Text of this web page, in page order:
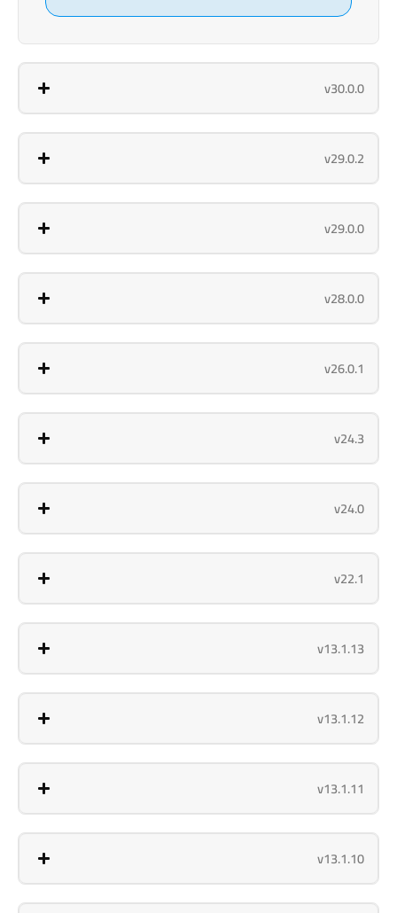
v30.0.0
v29.0.2
v29.0.0
v28.0.0
v26.0.1
v24.3
v24.0
v22.1
v13.1.13
v13.1.12
v13.1.11
v13.1.10